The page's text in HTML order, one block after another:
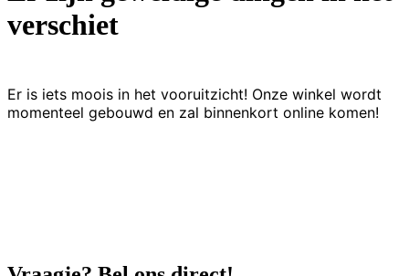
verschiet
Er is iets moois in het vooruitzicht! Onze winkel wordt
momenteel gebouwd en zal binnenkort online komen!